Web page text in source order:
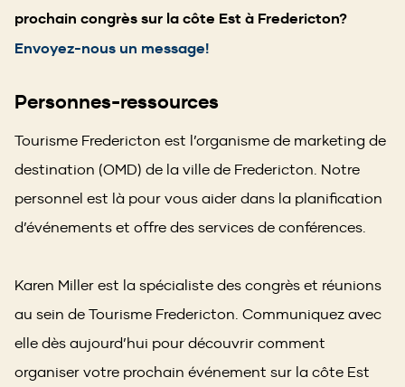
prochain congrès sur la côte Est à Fredericton?
Envoyez-nous un message!
Personnes-ressources
Tourisme Fredericton est l’organisme de marketing de
destination (OMD) de la ville de Fredericton. Notre
personnel est là pour vous aider dans la planification
d’événements et offre des services de conférences.
Karen Miller est la spécialiste des congrès et réunions
au sein de Tourisme Fredericton. Communiquez avec
elle dès aujourd’hui pour découvrir comment
organiser votre prochain événement sur la côte Est